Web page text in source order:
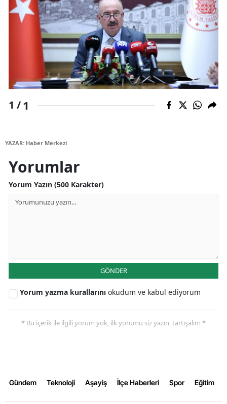
Kahramanmaraş
Mardin
Muğla
Muş
Nevşehir
Niğde
Tekirdağ
Tokat
Uşak
Van
1 /1
YAZAR: Haber Merkezi
Yorumlar
Yorum Yazın (500 Karakter)
GÖNDER
Yorum yazma kurallarını okudum ve kabul ediyorum
* Bu içerik ile ilgili yorum yok, ilk yorumu siz yazın, tartışalım *
Gündem Teknoloji Aşayiş İlçe Haberleri Spor Eğitim